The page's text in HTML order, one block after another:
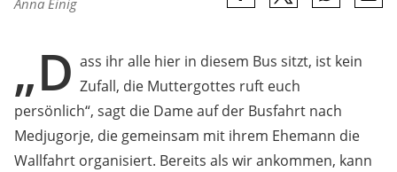
Anna Einig
„D ass ihr alle hier in diesem Bus sitzt, ist kein
Zufall, die Muttergottes ruft euch
persönlich“, sagt die Dame auf der Busfahrt nach
Medjugorje, die gemeinsam mit ihrem Ehemann die
Wallfahrt organisiert. Bereits als wir ankommen, kann